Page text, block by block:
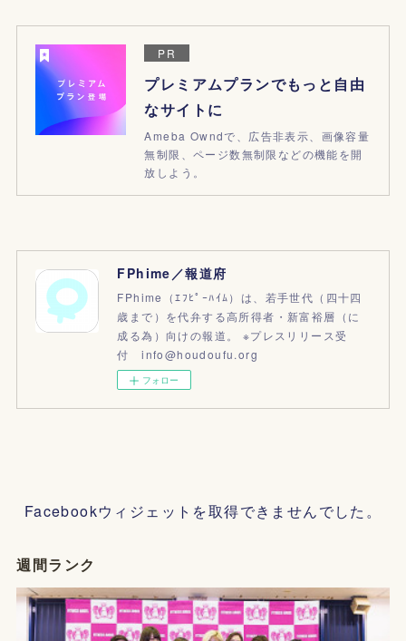
PR
プレミアムプランでもっと自由
なサイトに
Ameba Owndで、広告非表示、画像容量
無制限、ページ数無制限などの機能を開
放しよう。
FPhime／報道府
FPhime（ｴﾌﾋﾟｰﾊｲﾑ）は、若手世代（四十四
歳まで）を代弁する高所得者・新富裕層（に
成る為）向けの報道。 ※プレスリリース受
付 info@houdoufu.org
フォロー
Facebookウィジェットを取得できませんでした。
週間ランク